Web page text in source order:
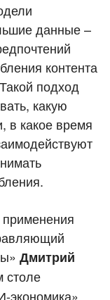
данные –
контента
подход
какую
в какое время
Дмитрий
столе